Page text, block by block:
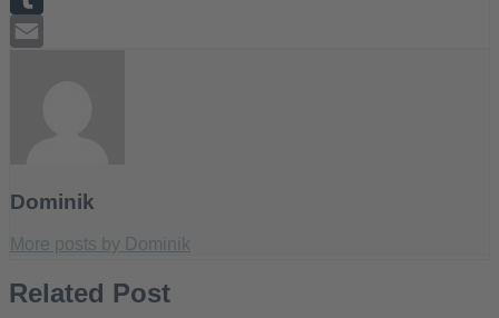
Tumblr
Dominik
More posts by Dominik
Related Post